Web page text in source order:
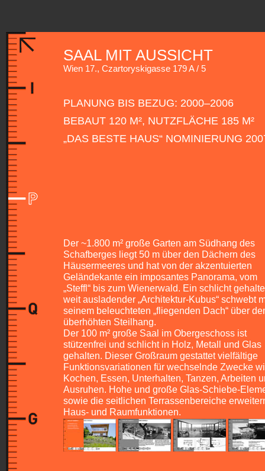
SAAL MIT AUSSICHT
Wien 17., Czartoryskigasse 179 A / 5
PLANUNG BIS BEZUG: 2000–2006
BEBAUT 120 M², NUTZFLÄCHE 185 M²
„DAS BESTE HAUS“ NOMINIERUNG
Der ~1.800 m² große Garten am Südhang des
Schafberges liegt 50 m über den Dächern des
Häusermeeres und hat von der akzentuierten
Geländekante ein imposantes Panorama, vom
„Steffl“ bis zum Wienerwald. Ein schlicht
weit ausladender „Architektur-Kubus“ schwebt
seinem beleuchteten „fliegenden Dach“ über
überhöhten Steilhang.
Der 100 m² große Saal im Obergeschoss ist
stützenfrei und schlicht in Holz, Metall und Glas
gehalten. Dieser Großraum gestattet vielfältige
Funktionsvariationen für wechselnde Zwecke
Kochen, Essen, Unterhalten, Tanzen, Arbeiten
Ausruhen. Hohe und große Glas-Schiebe-
sowie die seitlichen Terrassenbereiche
Haus- und Raumfunktionen.